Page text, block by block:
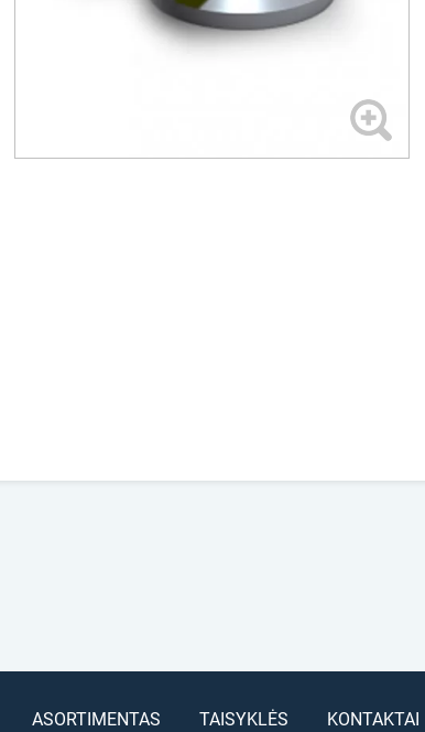
ASORTIMENTAS TAISYKLĖS KONTAKTAI